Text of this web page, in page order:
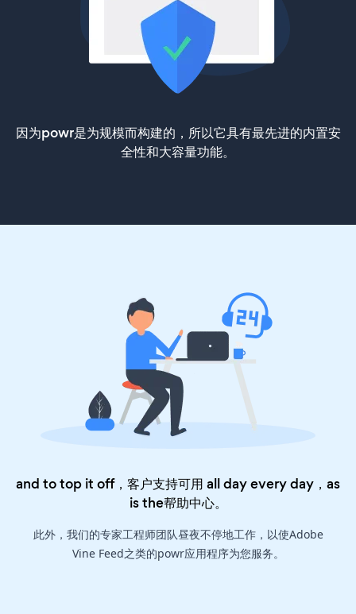
因为powr是为规模而构建的，所以它具有最先进的内置安
全性和大容量功能。
and to top it off，客户支持可用 all day every day，as
is the帮助中心。
此外，我们的专家工程师团队昼夜不停地工作，以使Adobe
Vine Feed之类的powr应用程序为您服务。